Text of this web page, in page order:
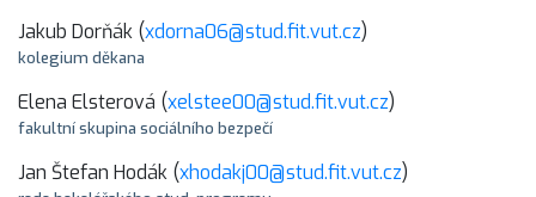
Jakub Dorňák (xdorna06@stud.fit.vut.cz)
kolegium děkana
Elena Elsterová (xelstee00@stud.fit.vut.cz)
fakultní skupina sociálního bezpečí
Jan Štefan Hodák (xhodakj00@stud.fit.vut.cz)